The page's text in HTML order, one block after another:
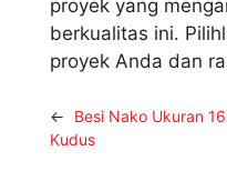
proyek yang
berkualitas ini.
proyek Anda dan
←
Besi Nako Ukuran
Kudus